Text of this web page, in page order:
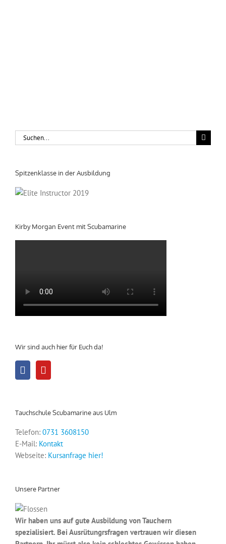
Suche
nach:
Spitzenklasse in der Ausbildung
Kirby Morgan Event mit Scubamarine
Wir sind auch hier für Euch da!
Tauchschule Scubamarine aus Ulm
Telefon: 0731 3608150
E-Mail: Kontakt
Webseite: Kursanfrage hier!
Unsere Partner
Wir haben uns auf gute Ausbildung von Tauchern
spezialisiert. Bei Ausrütungrsfragen vertrauen wir diesen